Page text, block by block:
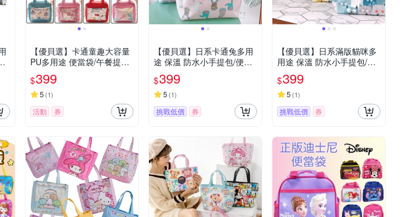
【優貝選】卡通童趣大容量
PU多用途 便當袋/午餐提包/
媽媽提包
$399
5 (1)
活動 券
【優貝選】日系卡通兔多用
途 保溫 防水小手提包/便當
袋/午餐提包(4色)
$399
5 (1)
挑戰低價 券
【優貝選】日系滿版貓咪多
用途 保溫 防水小手提包/便
當袋/午餐提包(4色)
$399
5 (1)
挑戰低價 券